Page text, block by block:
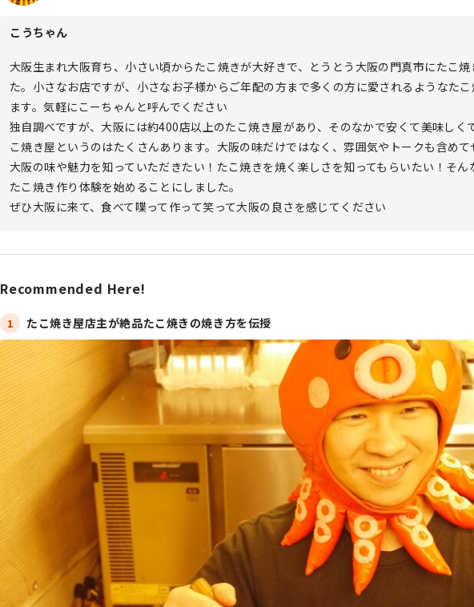
こうちゃん
大阪生まれ大阪育ち、小さい頃からたこ焼きが大好きで、とうとう大阪の門真市にたこ
た。小さなお店ですが、小さなお子様からご年配の方まで多くの方に愛されるようなた
ます。気軽にこーちゃんと呼んでください
独自調べですが、大阪には約400店以上のたこ焼き屋があり、そのなかで安くて美味しく
こ焼き屋というのはたくさんあります。大阪の味だけではなく、雰囲気やトークも含め
大阪の味や魅力を知っていただきたい！たこ焼きを焼く楽しさを知ってもらいたい！そ
たこ焼き作り体験を始めることにしました。
ぜひ大阪に来て、食べて喋って作って笑って大阪の良さを感じてください
Recommended Here!
1 たこ焼き屋店主が絶品たこ焼きの焼き方を伝授